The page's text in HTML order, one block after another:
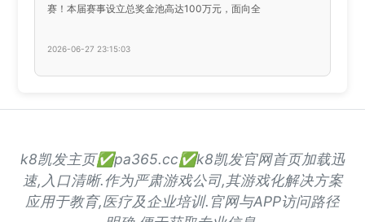
赛！本届赛事设立总奖金池高达100万元，面向全
2026-06-27 23:15:03
k8凯发主页✅pa365.cc✅k8凯发官网首页加载迅
速,入口清晰.作为严肃游戏公司,其游戏化解决方案
应用于教育,医疗及企业培训.官网与APP访问路径